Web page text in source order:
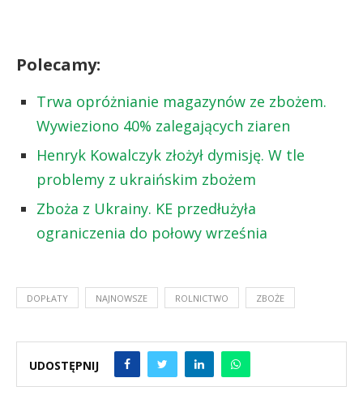
Polecamy:
Trwa opróżnianie magazynów ze zbożem.
Wywieziono 40% zalegających ziaren
Henryk Kowalczyk złożył dymisję. W tle
problemy z ukraińskim zbożem
Zboża z Ukrainy. KE przedłużyła
ograniczenia do połowy września
DOPŁATY NAJNOWSZE ROLNICTWO ZBOŻE
UDOSTĘPNIJ